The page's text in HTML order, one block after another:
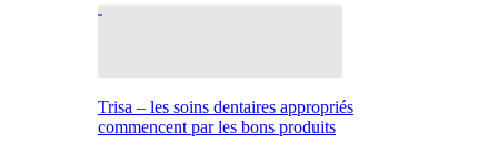
Trisa – les soins dentaires appropriés
commencent par les bons produits